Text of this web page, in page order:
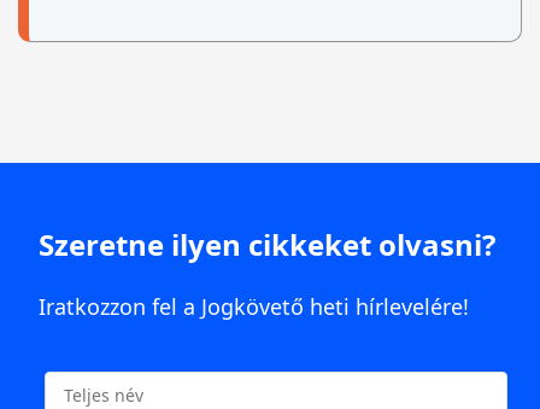
Szeretne ilyen cikkeket olvasni?
Iratkozzon fel a Jogkövető heti hírlevelére!